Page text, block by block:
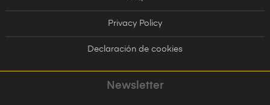
Privacy Policy
Declaración de cookies
Newsletter